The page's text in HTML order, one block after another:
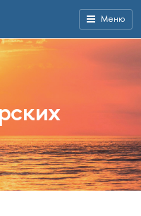
Меню